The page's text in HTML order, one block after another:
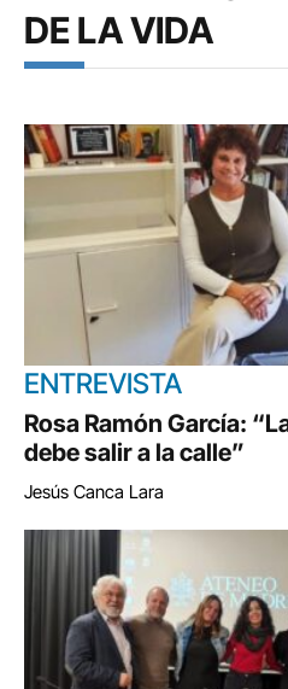
DE LA VIDA
ENTREVISTA
Rosa Ramón García:
debe salir a la calle”
Jesús Canca Lara